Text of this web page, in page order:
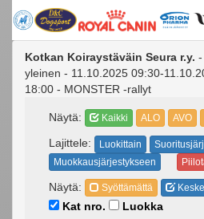
Kotkan Koiraystäväin Seura r.y.
yleinen - 11.10.2025 09:30-
18:00 - MONSTER -rallyt
Näytä: Kaikki ALO AVO
Lajittele: Luokittain
Muokkausjärjestykseen
Näytä: Syöttämättä
Kat nro.
Luokka